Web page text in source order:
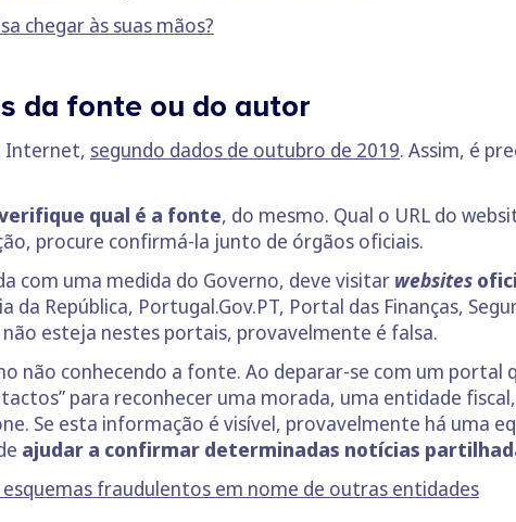
chegar às suas mãos?
da fonte ou do autor
Internet, segundo dados de outubro de 2019. Assim, é
qual é a fonte, do mesmo. Qual o URL do
procure confirmá-la junto de órgãos oficiais.
com uma medida do Governo, deve visitar websites
da República, Portugal.Gov.PT, Portal das Finanças,
esteja nestes portais, provavelmente é falsa.
não conhecendo a fonte. Ao deparar-se com um portal
para reconhecer uma morada, uma entidade
Se esta informação é visível, provavelmente há uma
ajudar a confirmar determinadas notícias
fraudulentos em nome de outras entidades